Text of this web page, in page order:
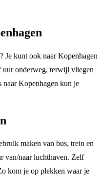
Je kunt ook naar Kopenhagen
uur onderweg, terwijl vliegen
naar Kopenhagen kun je
maken van bus, trein en
van/naar luchthaven. Zelf
kom je op plekken waar je